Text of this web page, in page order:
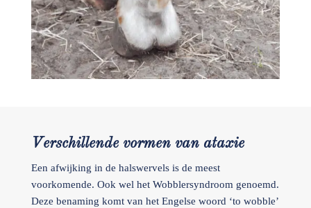
Verschillende vormen van ataxie
Een afwijking in de halswervels is de meest
voorkomende. Ook wel het Wobblersyndroom genoemd.
Deze benaming komt van het Engelse woord ‘to wobble’